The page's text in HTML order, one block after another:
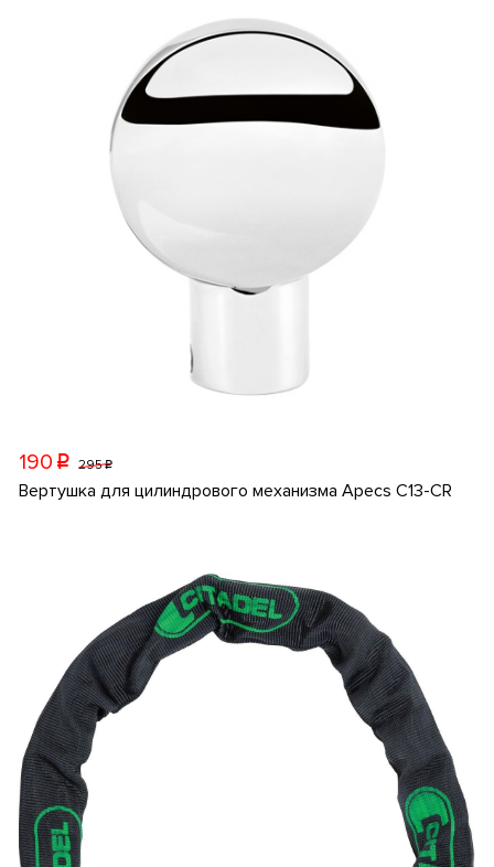
190 p 295p
Вертушка для цилиндрового механизма Apecs C13-CR